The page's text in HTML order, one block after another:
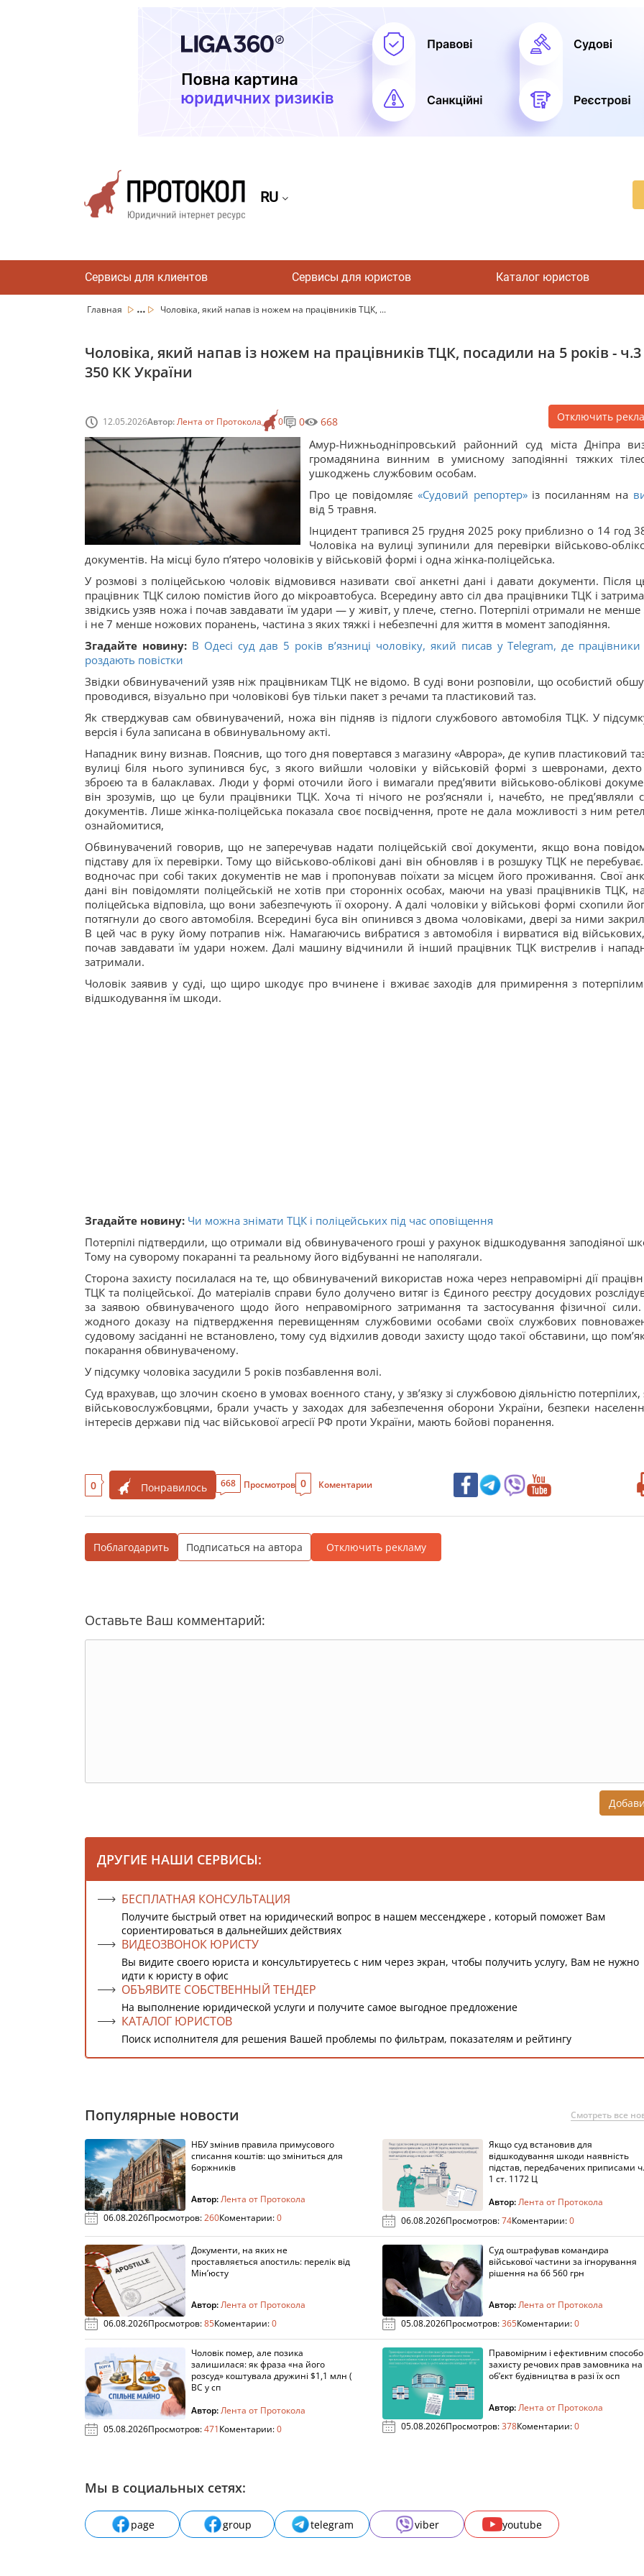
RU
Сервисы для клиентов Сервисы для юристов Каталог юристов
Главная ... Чоловіка, який напав із ножем на працівників ТЦК, ...
Чоловіка, який напав із ножем на працівників ТЦК, посадили на 5 років - ч.3
350 КК України
12.05.2026Автор:Лента от Протокола 0 0 668 Отключить
Амур-Нижньодніпровський районний суд міста Дніпра
громадянина винним в умисному заподіянні тяжких
ушкоджень службовим особам.
Про це повідомляє «Судовий репортер»із посиланням на
від 5 травня.
Інцидент трапився 25 грудня 2025 року приблизно о 14 год
Чоловіка на вулиці зупинили для перевірки військово-
документів. На місці було пʼятеро чоловіків у військовій формі і одна жінка-поліцейська.
У розмові з поліцейською чоловік відмовився називати свої анкетні дані і давати документи. Після
працівник ТЦК силою помістив його до мікроавтобуса. Всередину авто сіл два працівники ТЦК і
звідкись узяв ножа і почав завдавати їм удари — у живіт, у плече, стегно. Потерпілі отримали не менше
і не 7 менше ножових поранень, частина з яких тяжкі і небезпечні для життя в момент заподіяння.
Згадайте новину: В Одесі суд дав 5 років вʼязниці чоловіку, який писав у Telegram, де
роздають повістки
Звідки обвинувачений узяв ніж працівникам ТЦК не відомо. В суді вони розповіли, що особистий
проводився, візуально при чоловікові був тільки пакет з речами та пластиковий таз.
Як стверджував сам обвинувачений, ножа він підняв із підлоги службового автомобіля ТЦК. У
версія і була записана в обвинувальному акті.
Нападник вину визнав. Пояснив, що того дня повертався з магазину «Аврора», де купив пластиковий
вулиці біля нього зупинився бус, з якого вийшли чоловіки у військовій формі з шевронами, дехто
зброєю та в балаклавах. Люди у формі оточили його і вимагали предʼявити військово-облікові
він зрозумів, що це були працівники ТЦК. Хоча ті нічого не розʼясняли і, начебто, не предʼявляли
документів. Лише жінка-поліцейська показала своє посвідчення, проте не дала можливості з ним
ознайомитися,
Обвинувачений говорив, що не заперечував надати поліцейській свої документи, якщо вона
підставу для їх перевірки. Тому що військово-облікові дані він обновляв і в розшуку ТЦК не
водночас при собі таких документів не мав і пропонував поїхати за місцем його проживання. Свої
дані він повідомляти поліцейській не хотів при сторонніх особах, маючи на увазі працівників ТЦК,
поліцейська відповіла, що вони забезпечують її охорону. А далі чоловіки у військові формі схопили
потягнули до свого автомобіля. Всередині буса він опинився з двома чоловіками, двері за ними
В цей час в руку йому потрапив ніж. Намагаючись вибратися з автомобіля і вирватися від
почав завдавати їм удари ножем. Далі машину відчинили й інший працівник ТЦК вистрелив і
затримали.
Чоловік заявив у суді, що щиро шкодує про вчинене і вживає заходів для примирення з
відшкодування їм шкоди.
Згадайте новину: Чи можна знімати ТЦК і поліцейських під час оповіщення
Потерпілі підтвердили, що отримали від обвинуваченого гроші у рахунок відшкодування заподіяної
Тому на суворому покаранні та реальному його відбуванні не наполягали.
Сторона захисту посилалася на те, що обвинувачений використав ножа через неправомірні дії
ТЦК та поліцейської. До матеріалів справи було долучено витяг із Єдиного реєстру досудових
за заявою обвинуваченого щодо його неправомірного затримання та застосування фізичної
жодного доказу на підтвердження перевищенням службовими особами своїх службових
судовому засіданні не встановлено, тому суд відхилив доводи захисту щодо такої обставини, що
покарання обвинуваченому.
У підсумку чоловіка засудили 5 років позбавлення волі.
Суд врахував, що злочин скоєно в умовах воєнного стану, у звʼязку зі службовою діяльністю потерпілих,
військовослужбовцями, брали участь у заходах для забезпечення оборони України, безпеки
інтересів держави під час військової агресії РФ проти України, мають бойові поранення.
0 Понравилось 668 Просмотров 0 Коментарии
Поблагодарить Подписаться на автора Отключить рекламу
Оставьте Ваш комментарий:
ДРУГИЕ НАШИ СЕРВИСЫ:
БЕСПЛАТНАЯ КОНСУЛЬТАЦИЯ
Получите быстрый ответ на юридический вопрос в нашем мессенджере , который поможет Вам
сориентироваться в дальнейших действиях
ВИДЕОЗВОНОК ЮРИСТУ
Вы видите своего юриста и консультируетесь с ним через экран, чтобы получить услугу, Вам не нужно
идти к юристу в офис
ОБЪЯВИТЕ СОБСТВЕННЫЙ ТЕНДЕР
На выполнение юридической услуги и получите самое выгодное предложение
КАТАЛОГ ЮРИСТОВ
Поиск исполнителя для решения Вашей проблемы по фильтрам, показателям и рейтингу
Популярные новости Смотреть все
НБУ змінив правила примусового
списання коштів: що зміниться для
боржників
Автор:Лента от Протокола
06.08.2026Просмотров:260Коментарии:0
Якщо суд встановив для
відшкодування шкоди наявність
підстав, передбачених приписами ч.
1 ст. 1172 Ц
Автор:Лента от Протокола
06.08.2026Просмотров:74Коментарии:0
Документи, на яких не
проставляється апостиль: перелік від
Мін’юсту
Автор:Лента от Протокола
06.08.2026Просмотров:85Коментарии:0
Суд оштрафував командира
військової частини за ігнорування
рішення на 66 560 грн
Автор:Лента от Протокола
05.08.2026Просмотров:365Коментарии:0
Чоловік помер, але позика
залишилася: як фраза «на його
розсуд» коштувала дружині $1,1 млн (
ВС у сп
Автор:Лента от Протокола
05.08.2026Просмотров:471Коментарии:0
Правомірним і ефективним
захисту речових прав замовника на
об’єкт будівництва в разі їх осп
Автор:Лента от Протокола
05.08.2026Просмотров:378Коментарии:0
Мы в социальных сетях:
page group telegram viber youtube